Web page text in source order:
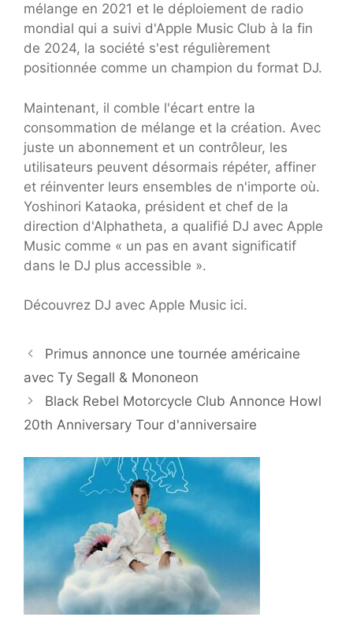
mélange en 2021 et le déploiement de radio
mondial qui a suivi d'Apple Music Club à la fin
de 2024, la société s'est régulièrement
positionnée comme un champion du format DJ.
Maintenant, il comble l'écart entre la
consommation de mélange et la création. Avec
juste un abonnement et un contrôleur, les
utilisateurs peuvent désormais répéter, affiner
et réinventer leurs ensembles de n'importe où.
Yoshinori Kataoka, président et chef de la
direction d'Alphatheta, a qualifié DJ avec Apple
Music comme « un pas en avant significatif
dans le DJ plus accessible ».
Découvrez DJ avec Apple Music ici.
Primus annonce une tournée américaine
avec Ty Segall & Mononeon
Black Rebel Motorcycle Club Annonce Howl
20th Anniversary Tour d'anniversaire